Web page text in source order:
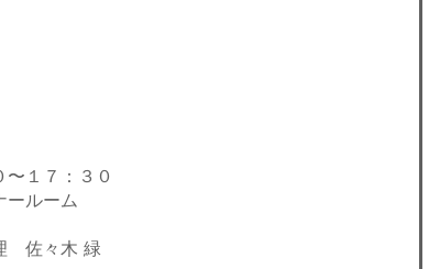
１７：３０
ルーム
佐々木 緑